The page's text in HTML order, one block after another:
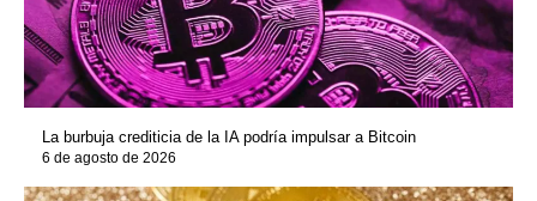
La burbuja crediticia de la IA podría impulsar a Bitcoin
6 de agosto de 2026